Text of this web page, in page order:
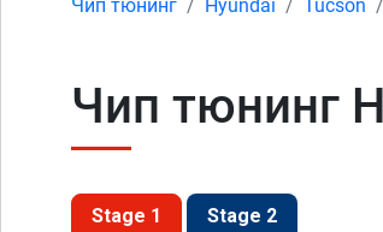
Чип тюнинг Hyundai Tucson
Чип тюнинг
Stage 1 Stage 2